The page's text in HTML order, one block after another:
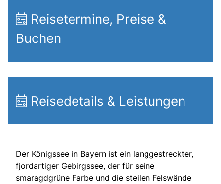
Reisetermine, Preise &
Buchen
Reisedetails & Leistungen
Der Königssee in Bayern ist ein langgestreckter,
fjordartiger Gebirgssee, der für seine
smaragdgrüne Farbe und die steilen Felswände